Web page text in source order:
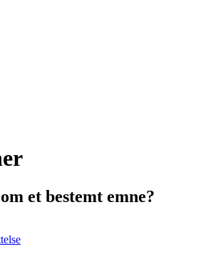
et bestemt emne?